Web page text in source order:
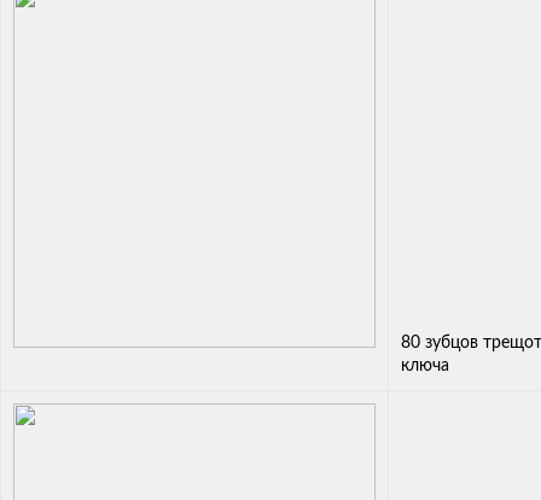
80 зубцов
ключа